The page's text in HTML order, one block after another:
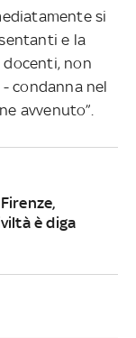
si
e la
non
condanna nel
avvenuto”.
è diga